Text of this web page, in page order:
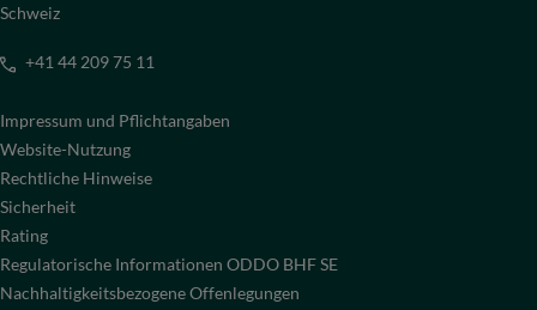
Schweiz
+41 44 209 75 11
Impressum und Pflichtangaben
Website-Nutzung
Rechtliche Hinweise
Sicherheit
Rating
Regulatorische Informationen ODDO BHF SE
Nachhaltigkeitsbezogene Offenlegungen